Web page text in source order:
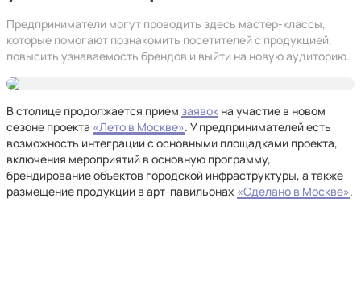
Предприниматели могут проводить здесь мастер-классы,
которые помогают познакомить посетителей с продукцией,
повысить узнаваемость брендов и выйти на новую аудиторию.
В столице продолжается прием заявок на участие в новом
сезоне проекта «Лето в Москве». У предпринимателей есть
возможность интеграции с основными площадками проекта,
включения мероприятий в основную программу,
брендирование объектов городской инфраструктуры, а также
размещение продукции в арт-павильонах «Сделано в Москве».